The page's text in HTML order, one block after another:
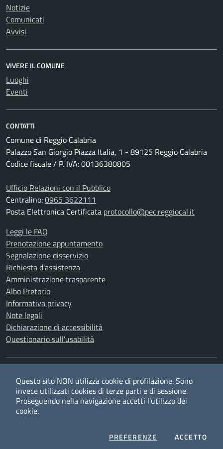
Notizie
Comunicati
Avvisi
VIVERE IL COMUNE
Luoghi
Eventi
CONTATTI
Comune di Reggio Calabria
Palazzo San Giorgio Piazza Italia, 1 - 89125 Reggio Calabria
Codice fiscale / P. IVA: 00136380805
Ufficio Relazioni con il Pubblico
Centralino:0965 3622111
Posta Elettronica Certificata protocollo@pec.reggiocal.it
Leggi le FAQ
Prenotazione appuntamento
Segnalazione disservizio
Richiesta d'assistenza
Amministrazione trasparente
Albo Pretorio
Informativa privacy
Note legali
Dichiarazione di accessibilità
Questionario sull'usabilità
TwitterFacebookYouTubeRSS
Questo sito NON utilizza cookie di profilazione. Sono
invece utilizzati cookies di terze parti e di sessione.
Proseguendo nella navigazione accetti l’utilizzo dei
cookie.
PREFERENZE COOKIESACCETTOI